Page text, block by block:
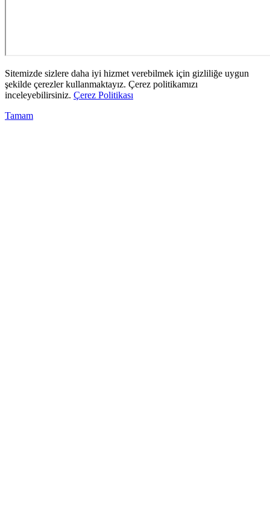
Sitemizde sizlere daha iyi hizmet verebilmek için gizliliğe uygun
şekilde çerezler kullanmaktayız. Çerez politikamızı
inceleyebilirsiniz. Çerez Politikası
Tamam